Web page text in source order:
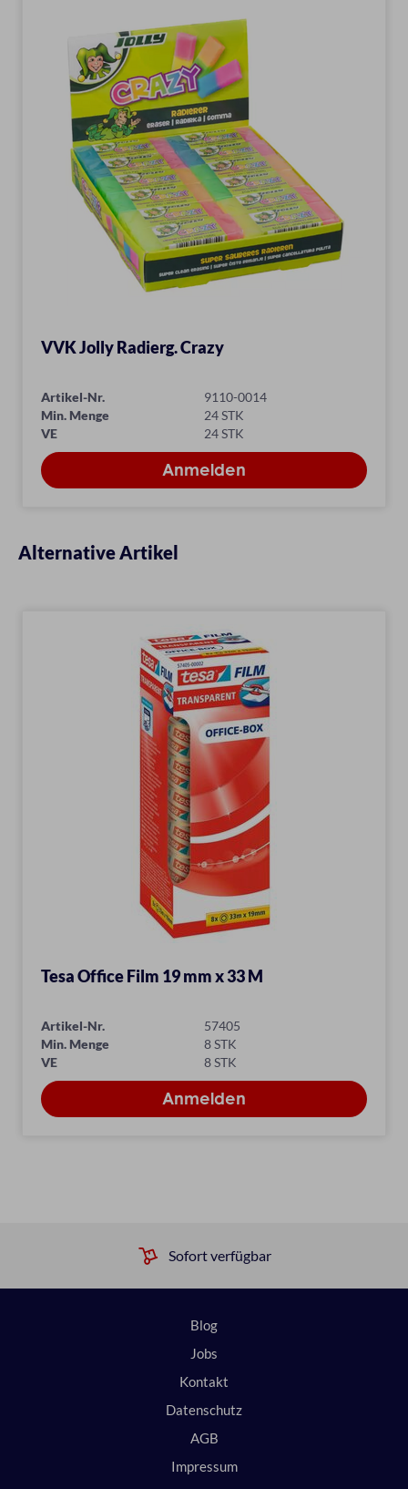
VVK Jolly Radierg. Crazy
Artikel-Nr.
9110-0014
Min. Menge
24 STK
VE
24 STK
Alternative Artikel
Tesa Office Film 19 mm x 33 M
Artikel-Nr.
57405
Min. Menge
8 STK
VE
8 STK
Sofort verfügbar
Blog
Jobs
Kontakt
Datenschutz
AGB
Impressum